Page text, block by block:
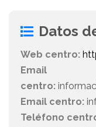
Datos
Web centro:
Email
centro:
Email centro:
Teléfono